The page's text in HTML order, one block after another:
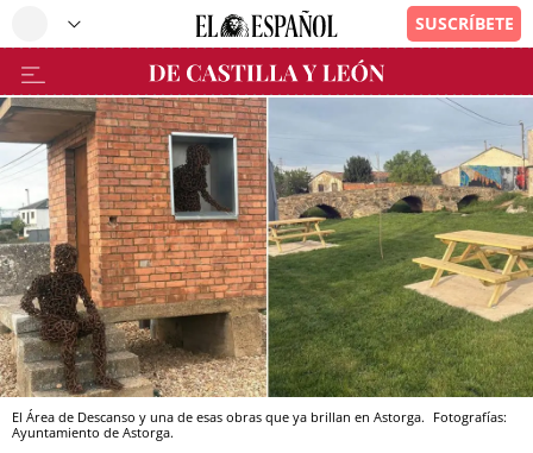
El Área de Descanso y una de esas obras que ya brillan en Astorga. Fotografías:
Ayuntamiento de Astorga.